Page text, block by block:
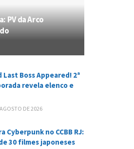
PV da Arco
Last Boss Appeared! 2ª
revela elenco e
DE 2026
Cyberpunk no CCBB RJ:
30 filmes japoneses